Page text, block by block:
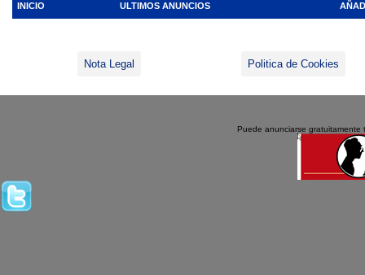
INICIO ULTIMOS ANUNCIOS
Nota Legal Politica de Cookies
Puede anunciarse